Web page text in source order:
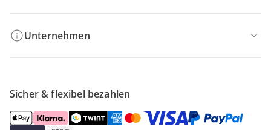
Unternehmen
Sicher & flexibel bezahlen